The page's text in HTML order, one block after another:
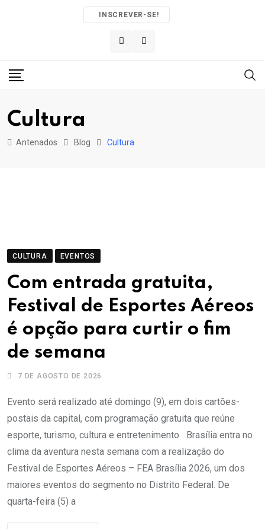
INSCREVER-SE!
Cultura
Antenados Blog Cultura
CULTURA EVENTOS
Com entrada gratuita,
Festival de Esportes Aéreos
é opção para curtir o fim
de semana
7 DE AGOSTO DE 2026
Evento será realizado até domingo (9), em dois cartões-
postais da capital, com programação gratuita que reúne
esporte, turismo, cultura e entretenimento Brasília entra no
clima da aventura nesta semana com a realização do
Festival de Esportes Aéreos – FEA Brasília 2026, um dos
maiores eventos do segmento no Distrito Federal. De
quarta-feira (5) a